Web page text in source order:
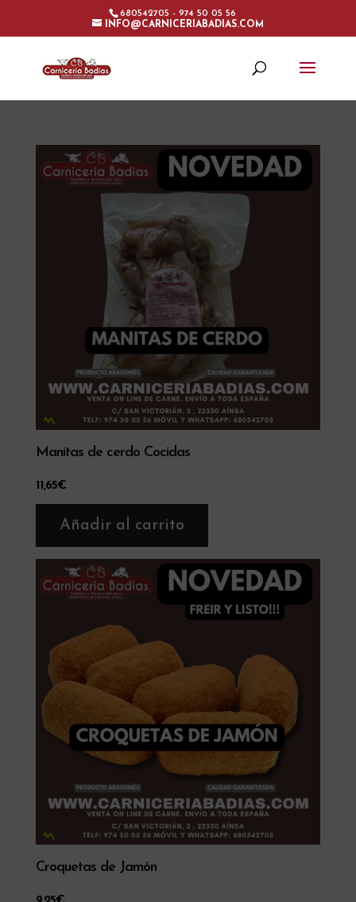
680542705 - 974 50 05 56
INFO@CARNICERIABADIAS.COM
Manitas de cerdo Cocidas
11,65€
Añadir al carrito
Croquetas de Jamón